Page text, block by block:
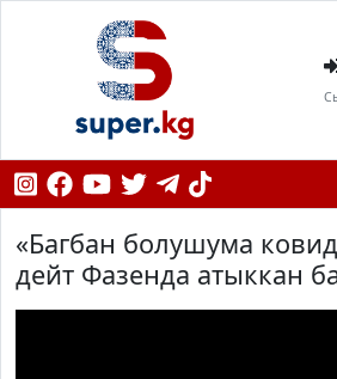
«Багбан болушума ковид
дейт Фазенда атыккан